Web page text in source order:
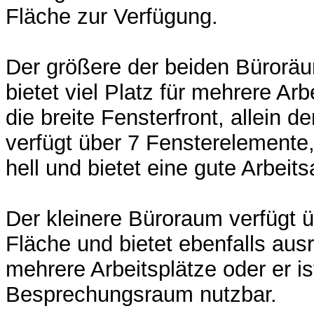
Fläche zur Verfügung.
Der größere der beiden
bietet viel Platz für mehrere
die breite Fensterfront, allein
verfügt über 7
hell und bietet eine gute
Der kleinere Büroraum verfügt
Fläche und bietet ebenfalls
mehrere Arbeitsplätze oder er
Besprechungsraum nutzbar.